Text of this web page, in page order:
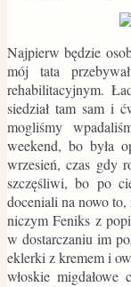
Najpierw będzie
mój tata
rehabilitacyjnym.
siedział tam sam i
mogliśmy
weekend, bo była
wrzesień, czas gdy
szczęśliwi, bo po
doceniali na nowo to,
niczym Feniks z
w dostarczaniu im
eklerki z kremem i
włoskie